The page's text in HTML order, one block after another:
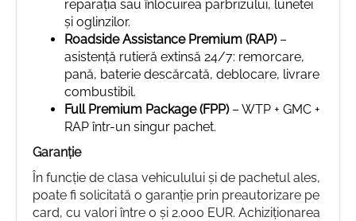
reparația sau înlocuirea parbrizului, lunetei
și oglinzilor.
Roadside Assistance Premium (RAP)–
asistență rutieră extinsă 24/7: remorcare,
pană, baterie descărcată, deblocare, livrare
combustibil.
Full Premium Package (FPP)– WTP + GMC +
RAP într-un singur pachet.
Garanție
În funcție de clasa vehiculului și de pachetul ales,
poate fi solicitată o garanție prin preautorizare pe
card, cu valori între 0 și 2.000 EUR. Achiziționarea